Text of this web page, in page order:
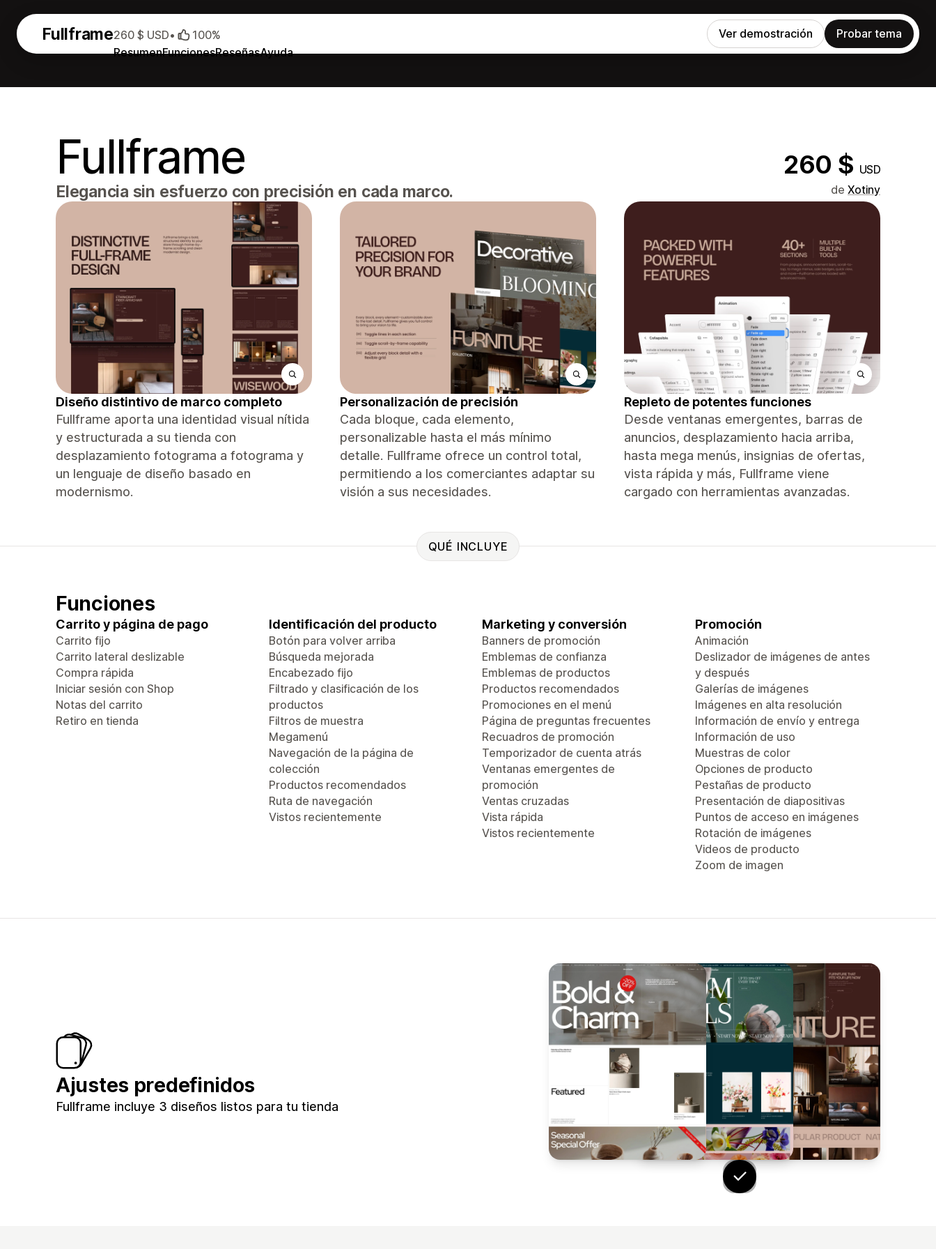
Fullframe
ResumenFuncionesReseñasAyuda
260 $ USD• 100% Ver demostración Probar tema
Fullframe 260 $ USD
Elegancia sin esfuerzo con precisión en cada marco. de Xotiny
Diseño distintivo de marco completo
Fullframe aporta una identidad visual nítida
y estructurada a su tienda con
desplazamiento fotograma a fotograma y
un lenguaje de diseño basado en
modernismo.
Personalización de precisión
Cada bloque, cada elemento,
personalizable hasta el más mínimo
detalle. Fullframe ofrece un control total,
permitiendo a los comerciantes adaptar su
visión a sus necesidades.
Repleto de potentes funciones
Desde ventanas emergentes, barras de
anuncios, desplazamiento hacia arriba,
hasta mega menús, insignias de ofertas,
vista rápida y más, Fullframe viene
cargado con herramientas avanzadas.
QUÉ INCLUYE
Funciones
Carrito y página de pago
Carrito fijo
Carrito lateral deslizable
Compra rápida
Iniciar sesión con Shop
Notas del carrito
Retiro en tienda
Identificación del producto
Botón para volver arriba
Búsqueda mejorada
Encabezado fijo
Filtrado y clasificación de los
productos
Filtros de muestra
Megamenú
Navegación de la página de
colección
Productos recomendados
Ruta de navegación
Vistos recientemente
Marketing y conversión
Banners de promoción
Emblemas de confianza
Emblemas de productos
Productos recomendados
Promociones en el menú
Página de preguntas frecuentes
Recuadros de promoción
Temporizador de cuenta atrás
Ventanas emergentes de
promoción
Ventas cruzadas
Vista rápida
Vistos recientemente
Promoción
Animación
Deslizador de imágenes de antes
y después
Galerías de imágenes
Imágenes en alta resolución
Información de envío y entrega
Información de uso
Muestras de color
Opciones de producto
Pestañas de producto
Presentación de diapositivas
Puntos de acceso en imágenes
Rotación de imágenes
Videos de producto
Zoom de imagen
Ajustes predefinidos
Fullframe incluye 3 diseños listos para tu tienda